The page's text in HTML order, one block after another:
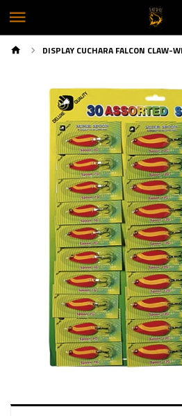
DISPLAY CUCHARA FALCON CLAW-